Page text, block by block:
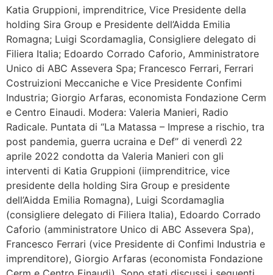
Fondazione CERM
Fondazione CERM – Idee
Katia Gruppioni, imprenditrice, Vice Presidente della
holding Sira Group e Presidente dell’Aidda Emilia
Romagna; Luigi Scordamaglia, Consigliere delegato di
Filiera Italia; Edoardo Corrado Caforio, Amministratore
Unico di ABC Assevera Spa; Francesco Ferrari, Ferrari
Costruizioni Meccaniche e Vice Presidente Confimi
Industria; Giorgio Arfaras, economista Fondazione Cerm
e Centro Einaudi. Modera: Valeria Manieri, Radio
Radicale. Puntata di “La Matassa – Imprese a rischio, tra
post pandemia, guerra ucraina e Def” di venerdì 22
aprile 2022 condotta da Valeria Manieri con gli
interventi di Katia Gruppioni (iimprenditrice, vice
presidente della holding Sira Group e presidente
dell’Aidda Emilia Romagna), Luigi Scordamaglia
(consigliere delegato di Filiera Italia), Edoardo Corrado
Caforio (amministratore Unico di ABC Assevera Spa),
Francesco Ferrari (vice Presidente di Confimi Industria e
imprenditore), Giorgio Arfaras (economista Fondazione